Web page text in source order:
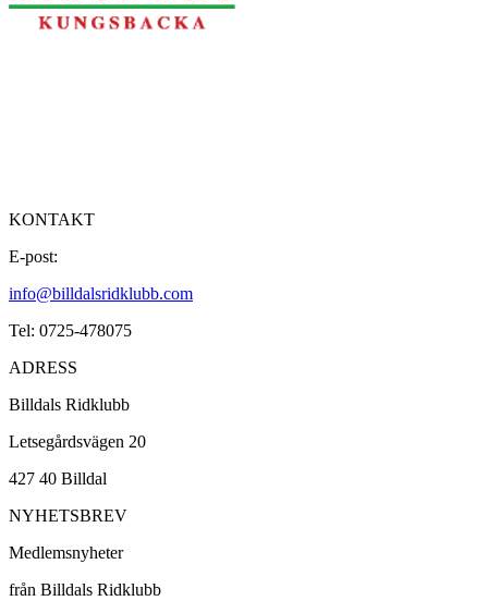
KONTAKT
E-post:
info@billdalsridklubb.com
Tel: 0725-478075
ADRESS
Billdals Ridklubb
Letsegårdsvägen 20
427 40 Billdal
NYHETSBREV
Medlemsnyheter
från Billdals Ridklubb